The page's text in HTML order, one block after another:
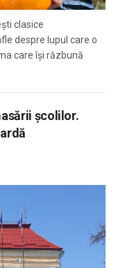
clasice
despre lupul care o
care își răzbună
școlilor.